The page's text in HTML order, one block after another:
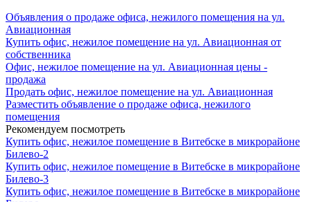
Объявления о продаже офиса, нежилого помещения на ул.
Авиационная
Купить офис, нежилое помещение на ул. Авиационная от
собственника
Офис, нежилое помещение на ул. Авиационная цены -
продажа
Продать офис, нежилое помещение на ул. Авиационная
Разместить объявление о продаже офиса, нежилого
помещения
Рекомендуем посмотреть
Купить офис, нежилое помещение в Витебске в микрорайоне
Билево-2
Купить офис, нежилое помещение в Витебске в микрорайоне
Билево-3
Купить офис, нежилое помещение в Витебске в микрорайоне